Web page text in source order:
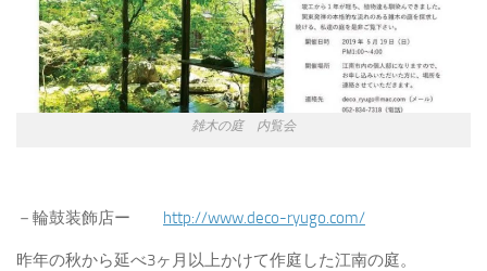
雑木の庭 内覧会
－輪鼓装飾店ー http://www.deco-ryugo.com/
昨年の秋から延べ3ヶ月以上かけて作庭した江南の庭。